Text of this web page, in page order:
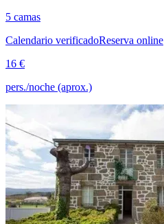
5 camas
Calendario verificadoReserva online
16 €
pers./noche (aprox.)